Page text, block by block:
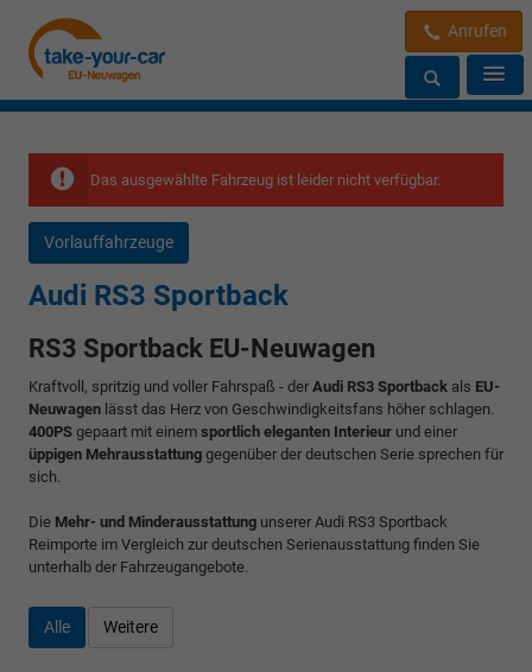
Anrufen
Das ausgewählte Fahrzeug ist leider nicht verfügbar.
Vorlauffahrzeuge
Audi RS3 Sportback
RS3 Sportback EU-Neuwagen
Kraftvoll, spritzig und voller Fahrspaß - der Audi RS3 Sportback als EU-
Neuwagen lässt das Herz von Geschwindigkeitsfans höher schlagen.
400PS gepaart mit einem sportlich eleganten Interieur und einer
üppigen Mehrausstattung gegenüber der deutschen Serie sprechen für
sich.
Die Mehr- und Minderausstattung unserer Audi RS3 Sportback
Reimporte im Vergleich zur deutschen Serienausstattung finden Sie
unterhalb der Fahrzeugangebote.
Alle Weitere